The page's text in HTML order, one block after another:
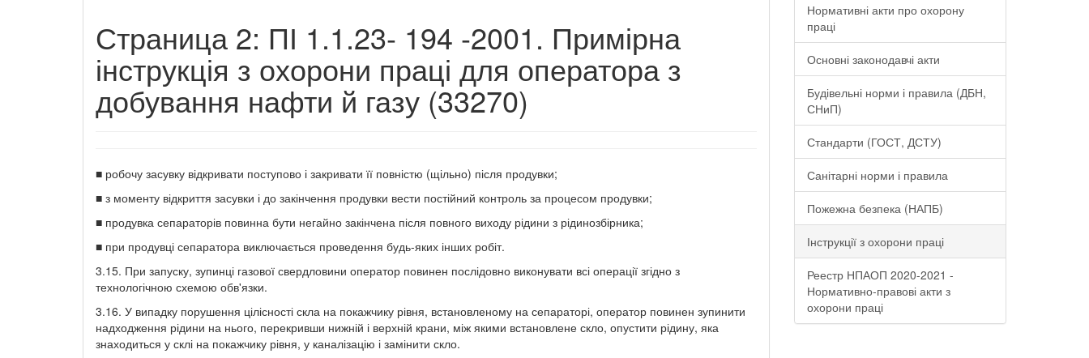
Страница 2: ПІ 1.1.23- 194 -2001. Примірна
інструкція з охорони праці для оператора з
добування нафти й газу (33270)
■ робочу засувку відкривати поступово і закривати її повністю (щільно) після продувки;
■ з моменту відкриття засувки і до закінчення продувки вести постійний контроль за процесом продувки;
■ продувка сепараторів повинна бути негайно закінчена після повного виходу рідини з рідинозбірника;
■ при продувці сепаратора виключається проведення будь-яких інших робіт.
3.15. При запуску, зупинці газової свердловини оператор повинен послідовно виконувати всі операції згідно з
технологічною схемою обв'язки.
3.16. У випадку порушення цілісності скла на покажчику рівня, встановленому на сепараторі, оператор повинен зупинити
надходження рідини на нього, перекривши нижній і верхній крани, між якими встановлене скло, опустити рідину, яка
знаходиться у склі на покажчику рівня, у каналізацію і замінити скло.
Нормативні акти про охорону
праці
Основні законодавчі акти
Будівельні норми і правила (ДБН,
СНиП)
Стандарти (ГОСТ, ДСТУ)
Санітарні норми і правила
Пожежна безпека (НАПБ)
Інструкції з охорони праці
Реестр НПАОП 2020-2021 -
Нормативно-правові акти з
охорони праці